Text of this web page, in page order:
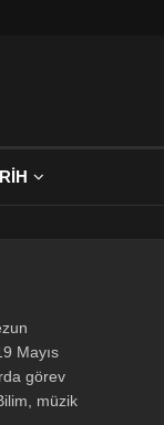
Mayıs
görev
müzik